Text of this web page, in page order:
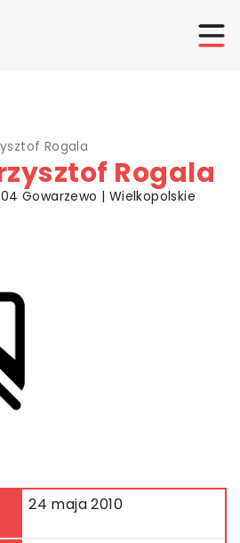
Rogala
Rogala
Gowarzewo | Wielkopolskie
24 maja 2010